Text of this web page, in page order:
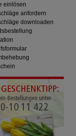
einlösen
anfordern
downloaden